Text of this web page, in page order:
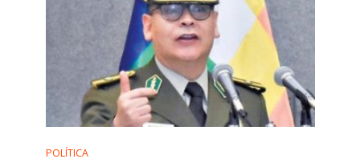
POLÍTICA